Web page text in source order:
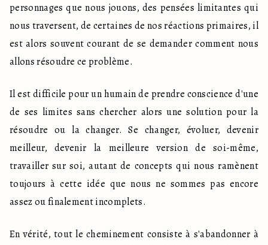
personnages que nous jouons, des pensées limitantes qui
nous traversent, de certaines de nos réactions primaires, il
est alors souvent courant de se demander comment nous
allons résoudre ce problème.
Il est difficile pour un humain de prendre conscience d'une
de ses limites sans chercher alors une solution pour la
résoudre ou la changer. Se changer, évoluer, devenir
meilleur, devenir la meilleure version de soi-même,
travailler sur soi, autant de concepts qui nous ramènent
toujours à cette idée que nous ne sommes pas encore
assez ou finalement incomplets.
En vérité, tout le cheminement consiste à s'abandonner à